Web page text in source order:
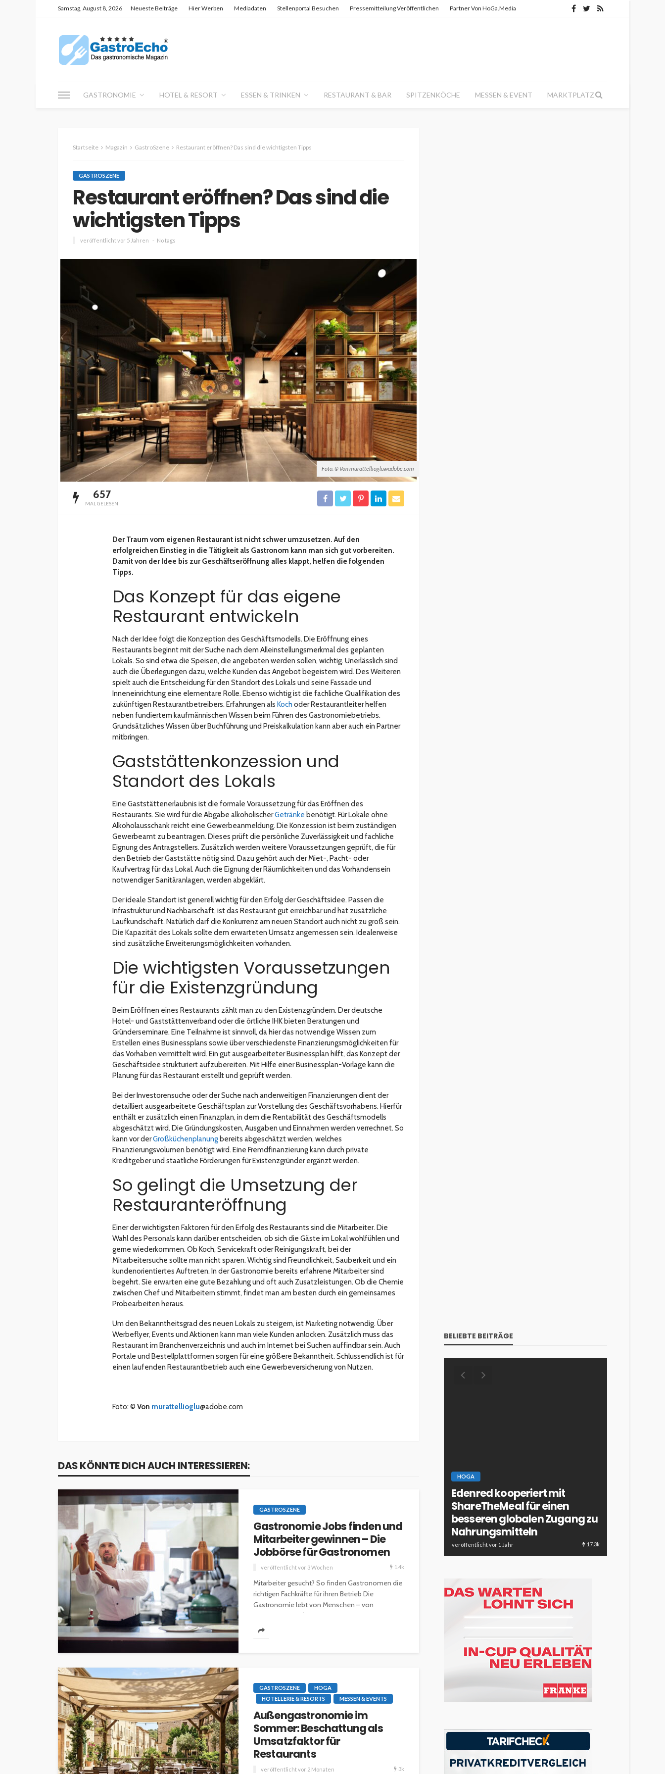
Samstag, August 8, 2026 Neueste Beiträge Hier Werben Mediadaten Stellenportal Besuchen Pressemitteilung Veröffentlichen Partner Von HoGa.Media
GASTRONOMIE HOTEL & RESORT ESSEN & TRINKEN RESTAURANT & BAR SPITZENKÖCHE MESSEN & EVENT MARKTPLATZ
Startseite Magazin GastroSzene Restaurant eröffnen? Das sind die wichtigsten Tipps
GASTROSZENE
Restaurant eröffnen? Das sind die
wichtigsten Tipps
veröffentlicht vor 5 Jahren No tags
Foto: © Von murattellioglu@adobe.com
657
MAL GELESEN
Der Traum vom eigenen Restaurant ist nicht schwer umzusetzen. Auf den
erfolgreichen Einstieg in die Tätigkeit als Gastronom kann man sich gut vorbereiten.
Damit von der Idee bis zur Geschäftseröffnung alles klappt, helfen die folgenden
Tipps.
Das Konzept für das eigene
Restaurant entwickeln
Nach der Idee folgt die Konzeption des Geschäftsmodells. Die Eröffnung eines
Restaurants beginnt mit der Suche nach dem Alleinstellungsmerkmal des geplanten
Lokals. So sind etwa die Speisen, die angeboten werden sollen, wichtig. Unerlässlich sind
auch die Überlegungen dazu, welche Kunden das Angebot begeistern wird. Des Weiteren
spielt auch die Entscheidung für den Standort des Lokals und seine Fassade und
Inneneinrichtung eine elementare Rolle. Ebenso wichtig ist die fachliche Qualifikation des
zukünftigen Restaurantbetreibers. Erfahrungen als Koch oder Restaurantleiter helfen
neben fundiertem kaufmännischen Wissen beim Führen des Gastronomiebetriebs.
Grundsätzliches Wissen über Buchführung und Preiskalkulation kann aber auch ein Partner
mitbringen.
Gaststättenkonzession und
Standort des Lokals
Eine Gaststättenerlaubnis ist die formale Voraussetzung für das Eröffnen des
Restaurants. Sie wird für die Abgabe alkoholischerGetränke benötigt. Für Lokale ohne
Alkoholausschank reicht eine Gewerbeanmeldung. Die Konzession ist beim zuständigen
Gewerbeamt zu beantragen. Dieses prüft die persönliche Zuverlässigkeit und fachliche
Eignung des Antragstellers. Zusätzlich werden weitere Voraussetzungen geprüft, die für
den Betrieb der Gaststätte nötig sind. Dazu gehört auch der Miet-, Pacht- oder
Kaufvertrag für das Lokal. Auch die Eignung der Räumlichkeiten und das Vorhandensein
notwendiger Sanitäranlagen, werden abgeklärt.
Der ideale Standort ist generell wichtig für den Erfolg der Geschäftsidee. Passen die
Infrastruktur und Nachbarschaft, ist das Restaurant gut erreichbar und hat zusätzliche
Laufkundschaft. Natürlich darf die Konkurrenz am neuen Standort auch nicht zu groß sein.
Die Kapazität des Lokals sollte dem erwarteten Umsatz angemessen sein. Idealerweise
sind zusätzliche Erweiterungsmöglichkeiten vorhanden.
Die wichtigsten Voraussetzungen
für die Existenzgründung
Beim Eröffnen eines Restaurants zählt man zu den Existenzgründern. Der deutsche
Hotel- und Gaststättenverband oder die örtliche IHK bieten Beratungen und
Gründerseminare. Eine Teilnahme ist sinnvoll, da hier das notwendige Wissen zum
Erstellen eines Businessplans sowie über verschiedenste Finanzierungsmöglichkeiten für
das Vorhaben vermittelt wird. Ein gut ausgearbeiteter Businessplan hilft, das Konzept der
Geschäftsidee strukturiert aufzubereiten. Mit Hilfe einer Businessplan-Vorlage kann die
Planung für das Restaurant erstellt und geprüft werden.
Bei der Investorensuche oder der Suche nach anderweitigen Finanzierungen dient der
detailliert ausgearbeitete Geschäftsplan zur Vorstellung des Geschäftsvorhabens. Hierfür
enthält er zusätzlich einen Finanzplan, in dem die Rentabilität des Geschäftsmodells
abgeschätzt wird. Die Gründungskosten, Ausgaben und Einnahmen werden verrechnet. So
kann vor derGroßküchenplanung bereits abgeschätzt werden, welches
Finanzierungsvolumen benötigt wird. Eine Fremdfinanzierung kann durch private
Kreditgeber und staatliche Förderungen für Existenzgründer ergänzt werden.
So gelingt die Umsetzung der
Restauranteröffnung
Einer der wichtigsten Faktoren für den Erfolg des Restaurants sind die Mitarbeiter. Die
Wahl des Personals kann darüber entscheiden, ob sich die Gäste im Lokal wohlfühlen und
gerne wiederkommen. Ob Koch, Servicekraft oder Reinigungskraft, bei der
Mitarbeitersuche sollte man nicht sparen. Wichtig sind Freundlichkeit, Sauberkeit und ein
kundenorientiertes Auftreten. In der Gastronomie bereits erfahrene Mitarbeiter sind
begehrt. Sie erwarten eine gute Bezahlung und oft auch Zusatzleistungen. Ob die Chemie
zwischen Chef und Mitarbeitern stimmt, findet man am besten durch ein gemeinsames
Probearbeiten heraus.
Um den Bekanntheitsgrad des neuen Lokals zu steigern, ist Marketing notwendig. Über
Werbeflyer, Events und Aktionen kann man viele Kunden anlocken. Zusätzlich muss das
Restaurant im Branchenverzeichnis und auch im Internet bei Suchen auffindbar sein. Auch
Portale und Bestellplattformen sorgen für eine größere Bekanntheit. Schlussendlich ist für
einen laufenden Restaurantbetrieb auch eine Gewerbeversicherung von Nutzen.
Foto: © Von murattellioglu@adobe.com
DAS KÖNNTE DICH AUCH INTERESSIEREN:
GASTROSZENE
Gastronomie Jobs finden und
Mitarbeiter gewinnen – Die
Jobbörse für Gastronomen
veröffentlicht vor 3 Wochen 1.4k
Mitarbeiter gesucht? So finden Gastronomen die
richtigen Fachkräfte für ihren Betrieb Die
Gastronomie lebt von Menschen – von
engagierten Köchen,...
GASTROSZENE
HOGA
HOTELLERIE & RESORTS
MESSEN & EVENTS
Außengastronomie im
Sommer: Beschattung als
Umsatzfaktor für
Restaurants
veröffentlicht vor 2 Monaten 3k
BELIEBTE BEITRÄGE
INTERESSANNTES MAGAZIN
Wie kann man mit kleinem
Kapital in Deutschland zu
investieren beginnen?
veröffentlicht vor 5 Jahren 14.7k
Geheimnisse der
Sterneköche: Insider-Tipps
für Hobbyköche
veröffentlicht vor 2 Jahren
HOGA
Edenred kooperiert mit
ShareTheMeal für einen
besseren globalen Zugang zu
Nahrungsmitteln
veröffentlicht vor 1 Jahr 17.3k